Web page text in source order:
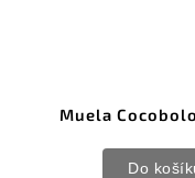
P-8L.CO